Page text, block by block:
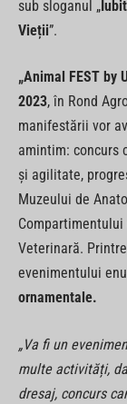
sub sloganul „
Vieții”.
„Animal FEST by
2023, în Rond
manifestării vor
amintim: concurs
și agilitate,
Muzeului de
Veterinară.
evenimentului
ornamentale.
„Va fi un
multe activități,
dresaj, concurs